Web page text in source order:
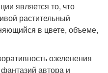
является то, что
растительный
в цвете, объеме,
озеленения
фантазий автора и